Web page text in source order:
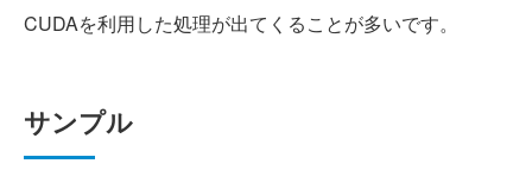
CUDAを利用した処理が出てくることが多いです。
サンプル